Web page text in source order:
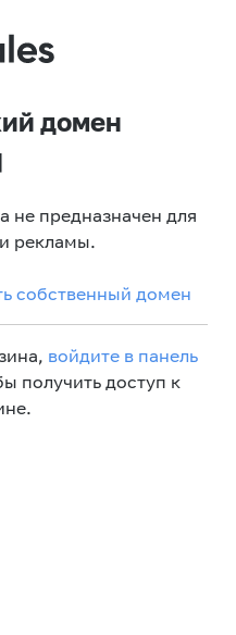
домен
не предназначен для
рекламы.
собственный домен
войдите в панель
получить доступ к